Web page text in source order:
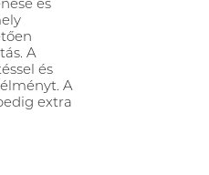
és
A
és
A
extra